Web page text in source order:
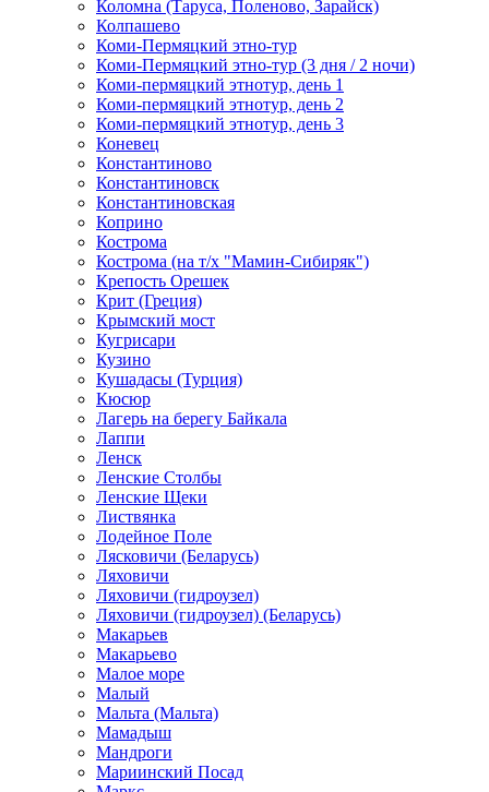
Коломна (Таруса, Поленово, Зарайск)
Колпашево
Коми-Пермяцкий этно-тур
Коми-Пермяцкий этно-тур (3 дня / 2 ночи)
Коми-пермяцкий этнотур, день 1
Коми-пермяцкий этнотур, день 2
Коми-пермяцкий этнотур, день 3
Коневец
Константиново
Константиновск
Константиновская
Коприно
Кострома
Кострома (на т/х "Мамин-Сибиряк")
Крепость Орешек
Крит (Греция)
Крымский мост
Кугрисари
Кузино
Кушадасы (Турция)
Кюсюр
Лагерь на берегу Байкала
Лаппи
Ленск
Ленские Столбы
Ленские Щеки
Листвянка
Лодейное Поле
Лясковичи (Беларусь)
Ляховичи
Ляховичи (гидроузел)
Ляховичи (гидроузел) (Беларусь)
Макарьев
Макарьево
Малое море
Малый
Мальта (Мальта)
Мамадыш
Мандроги
Мариинский Посад